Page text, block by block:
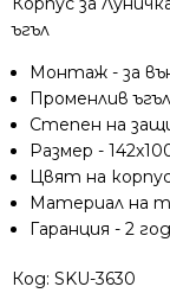
бяло
тяло,
IP20,
без
светлинен
източник
ъгъл
Монтаж - за
Променлив
Степен на
Размер -
Цвят на
Материал на
Гаранция - 2
Код: SKU-3630